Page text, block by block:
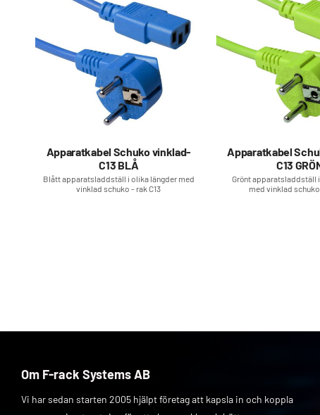
Apparatkabel Schuko vinklad-
C13 BLÅ
Blått apparatsladdställ i olika längder med
vinklad schuko - rak C13
Apparatkabel
C13
Grönt apparatsladdställ
med vinklad schuko
Om F-rack Systems AB
Vi har sedan starten 2005 hjälpt företag att kapsla in och koppla